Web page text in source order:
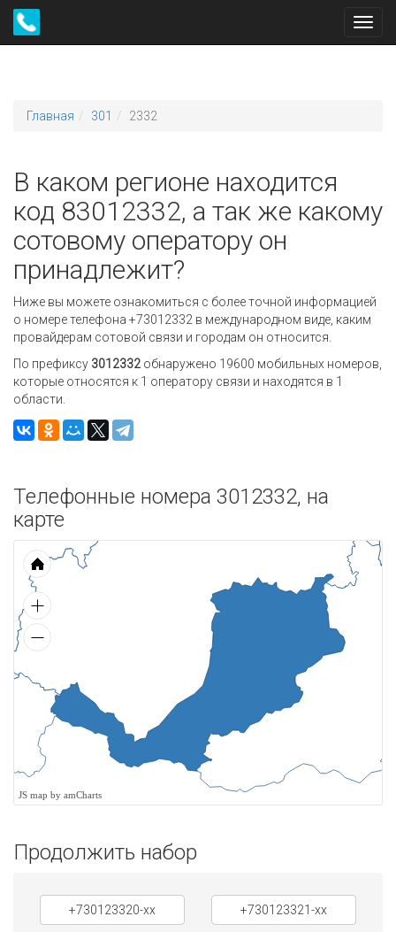
Главная 301 2332
В каком регионе находится
код 83012332, а так же какому
сотовому оператору он
принадлежит?
Ниже вы можете ознакомиться с более точной информацией
о номере телефона +73012332 в международном виде, каким
провайдерам сотовой связи и городам он относится.
По префиксу 3012332 обнаружено 19600 мобильных номеров,
которые относятся к 1 оператору связи и находятся в 1
области.
Телефонные номера 3012332, на
карте
JS map by amCharts
Продолжить набор
+730123320-xx +730123321-xx